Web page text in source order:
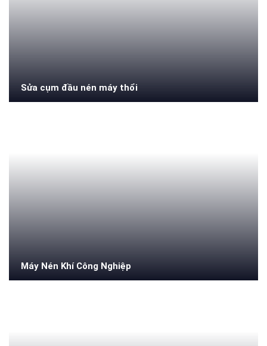
Sửa cụm đầu nén máy thổi
Máy Nén Khí Công Nghiệp